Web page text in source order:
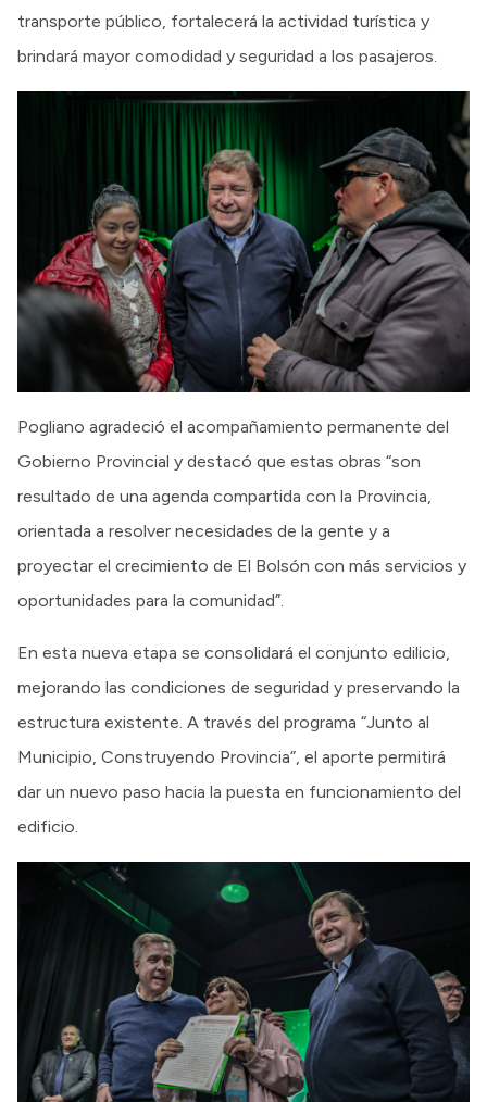
transporte público, fortalecerá la actividad turística y
brindará mayor comodidad y seguridad a los pasajeros.
Pogliano agradeció el acompañamiento permanente del
Gobierno Provincial y destacó que estas obras “son
resultado de una agenda compartida con la Provincia,
orientada a resolver necesidades de la gente y a
proyectar el crecimiento de El Bolsón con más servicios y
oportunidades para la comunidad”.
En esta nueva etapa se consolidará el conjunto edilicio,
mejorando las condiciones de seguridad y preservando la
estructura existente. A través del programa “Junto al
Municipio, Construyendo Provincia”, el aporte permitirá
dar un nuevo paso hacia la puesta en funcionamiento del
edificio.